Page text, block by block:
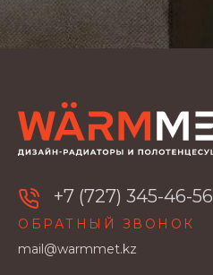
+7 (727) 345-46-56
ОБРАТНЫЙ ЗВОНОК
mail@warmmet.kz